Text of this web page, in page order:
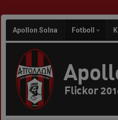
Apollon Solna Fotboll
Flickor